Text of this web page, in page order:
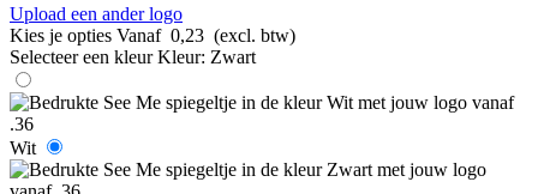
Upload een ander logo
Kies je opties Vanaf 0,23 (excl. btw)
Selecteer een kleur Kleur: Zwart
Wit